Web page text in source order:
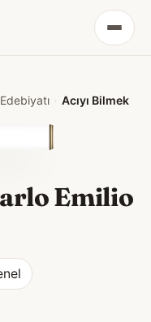
Menü
Acıyı Bilmek
Emilio